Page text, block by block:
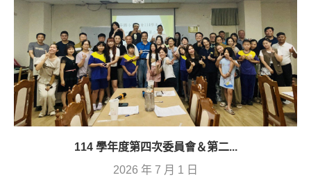
114 學年度第四次委員會＆第二...
2026 年 7 月 1 日